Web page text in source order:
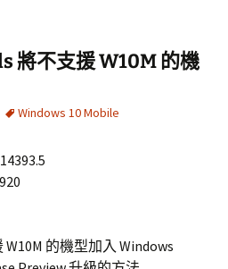
將不支援 W10M 的機
Windows 10 Mobile
的機型加入 Windows